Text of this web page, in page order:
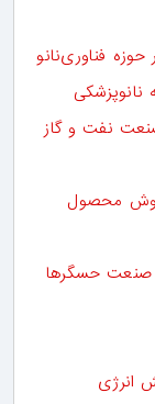
نفت و گاز
محصول
صنعت حسگرها
انرژی